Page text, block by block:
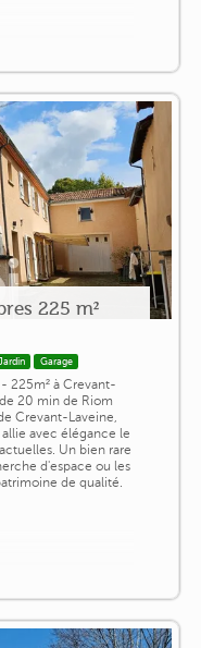
225 m²
Garage
225m² à Crevant-
20 min de Riom
Crevant-Laveine,
avec élégance le
Un bien rare
d'espace ou les
de qualité.